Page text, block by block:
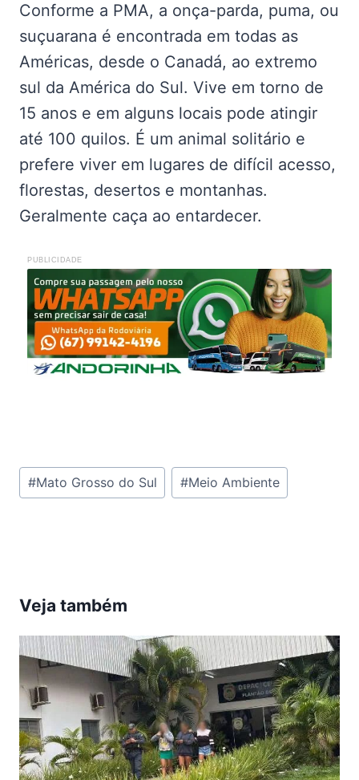
Conforme a PMA, a onça-parda, puma, ou
suçuarana é encontrada em todas as
Américas, desde o Canadá, ao extremo
sul da América do Sul. Vive em torno de
15 anos e em alguns locais pode atingir
até 100 quilos. É um animal solitário e
prefere viver em lugares de difícil acesso,
florestas, desertos e montanhas.
Geralmente caça ao entardecer.
PUBLICIDADE
Tags
do
#Mato Grosso do Sul #Meio Ambiente
Veja também